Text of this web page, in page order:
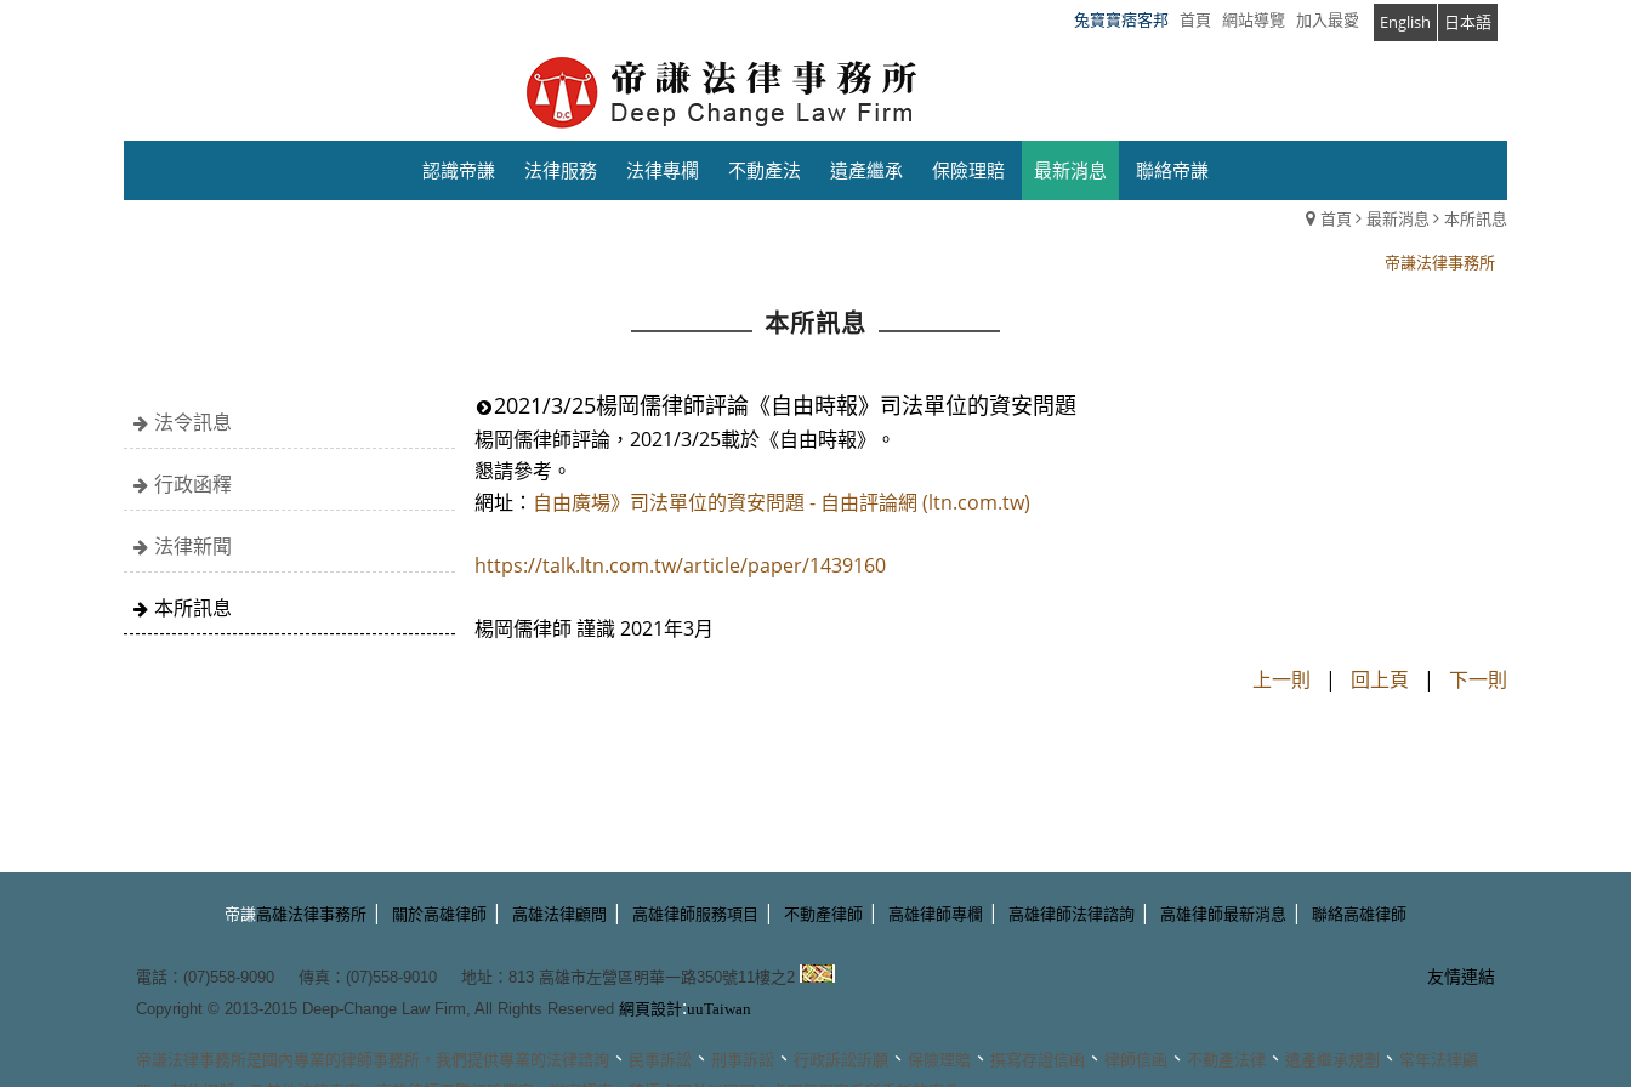
兔寶寶痞客邦 首頁 網站導覽 加入最愛 English 日本語
認識帝謙 法律服務 法律專欄 不動產法 遺產繼承 保險理賠 最新消息 聯絡帝謙
首頁 最新消息
本所訊息
帝謙法律事務所
本所訊息
法令訊息
行政函釋
法律新聞
本所訊息
2021/3/25楊岡儒律師評論《自由時報》司法單位的資安問題
楊岡儒律師評論，2021/3/25載於《自由時報》。
懇請參考。
網址： 自由廣場》司法單位的資安問題 - 自由評論網 (ltn.com.tw)
https://talk.ltn.com.tw/article/paper/1439160
楊岡儒律師 謹識 2021年3月
上一則 | 回上頁 | 下一則
帝謙高雄法律事務所 | 關於高雄律師 | 高雄法律顧問 | 高雄律師服務項目 | 不動產律師 | 高雄律師專欄 | 高雄律師法律諮詢 | 高雄律師最新消息 | 聯絡高雄律師
電話：(07)558-9090 傳真：(07)558-9010 地址： 813 高雄市左營區明華一路350號11樓之2
Copyright © 2013-2015 Deep-Change Law Firm, All Rights Reserved 網頁設計:uuTaiwan
友情連結
帝謙法律事務所是國內專業的律師事務所 ，我們提供專業的法律諮詢 、 民事訴訟 、 刑事訴訟 、 行政訴訟訴願 、 保險理賠 、 撰寫存證信函 、 律師信函 、 不動產法律 、 遺產繼承規劃 、 常年法律顧